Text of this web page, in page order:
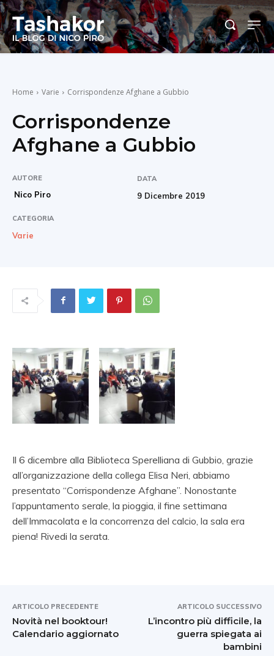
Home Varie Corrispondenze Afghane a Gubbio
Corrispondenze
Afghane a Gubbio
AUTORE
Nico Piro
DATA
9 Dicembre 2019
CATEGORIA
Varie
Il 6 dicembre alla Biblioteca Sperelliana di Gubbio, grazie
all’organizzazione della collega Elisa Neri, abbiamo
presentato “Corrispondenze Afghane”. Nonostante
l’appuntamento serale, la pioggia, il fine settimana
dell’Immacolata e la concorrenza del calcio, la sala era
piena! Rivedi la serata.
ARTICOLO PRECEDENTE
Novità nel booktour!
Calendario aggiornato
ARTICOLO SUCCESSIVO
L’incontro più difficile, la
guerra spiegata ai
bambini